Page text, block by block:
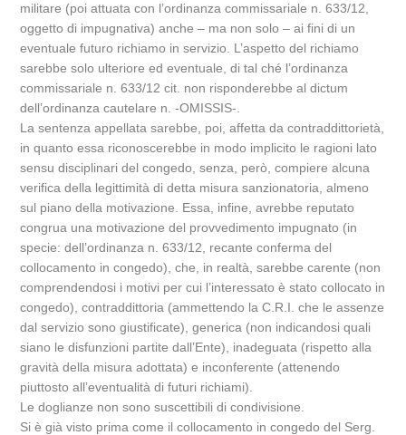
militare (poi attuata con l’ordinanza commissariale n. 633/12,
oggetto di impugnativa) anche – ma non solo – ai fini di un
eventuale futuro richiamo in servizio. L’aspetto del richiamo
sarebbe solo ulteriore ed eventuale, di tal ché l’ordinanza
commissariale n. 633/12 cit. non risponderebbe al dictum
dell’ordinanza cautelare n. -OMISSIS-.
La sentenza appellata sarebbe, poi, affetta da contraddittorietà,
in quanto essa riconoscerebbe in modo implicito le ragioni lato
sensu disciplinari del congedo, senza, però, compiere alcuna
verifica della legittimità di detta misura sanzionatoria, almeno
sul piano della motivazione. Essa, infine, avrebbe reputato
congrua una motivazione del provvedimento impugnato (in
specie: dell’ordinanza n. 633/12, recante conferma del
collocamento in congedo), che, in realtà, sarebbe carente (non
comprendendosi i motivi per cui l’interessato è stato collocato in
congedo), contraddittoria (ammettendo la C.R.I. che le assenze
dal servizio sono giustificate), generica (non indicandosi quali
siano le disfunzioni partite dall’Ente), inadeguata (rispetto alla
gravità della misura adottata) e inconferente (attenendo
piuttosto all’eventualità di futuri richiami).
Le doglianze non sono suscettibili di condivisione.
Si è già visto prima come il collocamento in congedo del Serg.